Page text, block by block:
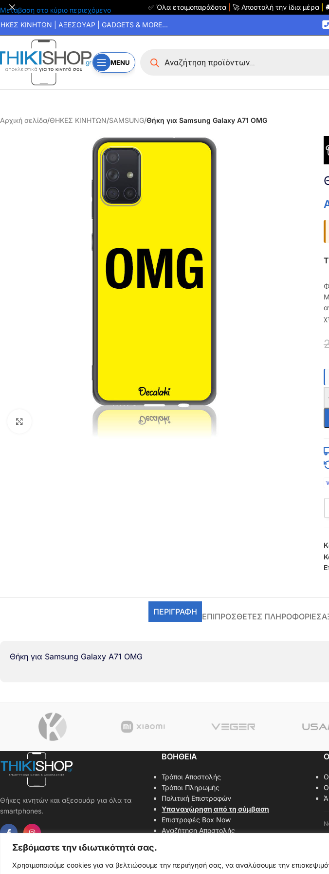
Σεβόμαστε την ιδιωτικότητά σας.
Χρησιμοποιούμε cookies για να βελτιώσουμε την περιήγησή σας, να αναλύσουμε την
Μετάβαση στο κύριο περιεχόμενο ✅ Όλα ετοιμοπαράδοτα 🚀 Αποστολή την ίδια μέρα
ΚΙΝΗΤΩΝ | ΑΞΕΣΟΥΑΡ | GADGETS & MORE...
MENU
Αρχική σελίδα/ΘΗΚΕΣ ΚΙΝΗΤΩΝ/SAMSUNG/Θήκη για Samsung Galaxy A71 OMG
ΠΕΡΙΓΡΑΦΉ ΕΠΙΠΡΌΣΘΕΤΕΣ ΠΛΗΡΟΦΟΡΊΕΣ
Θήκη για Samsung Galaxy A71 OMG
Θήκες κινητών και αξεσουάρ για όλα τα
smartphones.
ΒΟΗΘΕΙΑ
Τρόποι Αποστολής
Τρόποι Πληρωμής
Πολιτική Επιστροφών
Υπαναχώρηση από τη σύμβαση
Επιστροφές Box Now
Αναζήτηση Αποστολής
Ο